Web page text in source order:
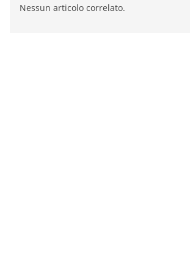
Nessun articolo correlato.